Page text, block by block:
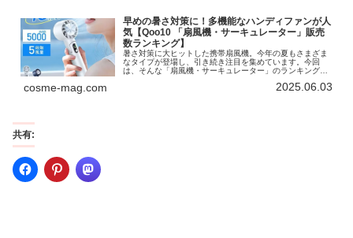
早めの暑さ対策に！多機能なハンディファンが人
気【Qoo10 「扇風機・サーキュレーター」販売
数ランキング】
暑さ対策に大ヒットした携帯扇風機。今年の夏もさまざま
なタイプが登場し、引き続き注目を集めています。今回
は、そんな「扇風機・サーキュレーター」のランキングを
cosme-mag.com 2025.06.03
共有: